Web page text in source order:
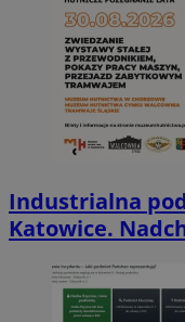
Industrialna
Katowice.